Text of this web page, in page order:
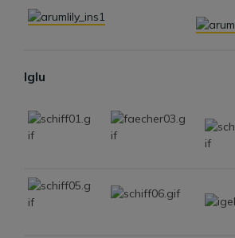
Iglu